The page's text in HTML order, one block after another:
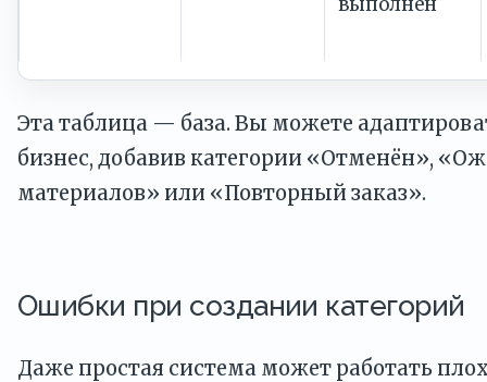
выполнен
Эта таблица — база. Вы можете
бизнес, добавив категории «Отменён»,
материалов» или «Повторный заказ».
Ошибки при создании категорий
Даже простая система может работать